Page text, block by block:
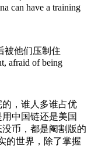
can have a training
被他们压制住
afraid of being
，谁人多谁占优
中国链还是美国
币，都是阉割版的
的世界，除了掌握